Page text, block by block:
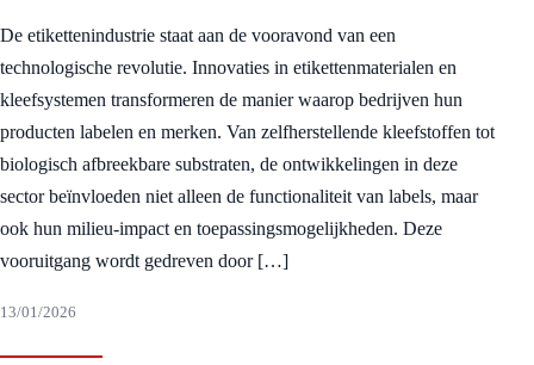
De etikettenindustrie staat aan de vooravond van een
technologische revolutie. Innovaties in etikettenmaterialen en
kleefsystemen transformeren de manier waarop bedrijven hun
producten labelen en merken. Van zelfherstellende kleefstoffen tot
biologisch afbreekbare substraten, de ontwikkelingen in deze
sector beïnvloeden niet alleen de functionaliteit van labels, maar
ook hun milieu-impact en toepassingsmogelijkheden. Deze
vooruitgang wordt gedreven door […]
13/01/2026